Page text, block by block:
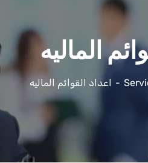
الماليه
اعداد القوائم الماليه